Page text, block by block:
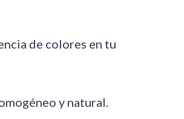
de colores en tu
y natural.